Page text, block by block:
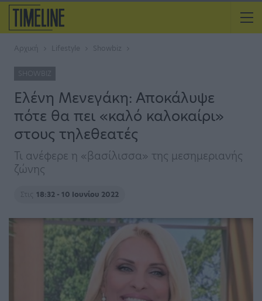
Αρχική Lifestyle Showbiz
SHOWBIZ
Ελένη Μενεγάκη: Αποκάλυψε
πότε θα πει «καλό καλοκαίρι»
στους τηλεθεατές
Τι ανέφερε η «βασίλισσα» της μεσημεριανής
ζώνης
Στις 18:32 - 10 Ιουνίου 2022